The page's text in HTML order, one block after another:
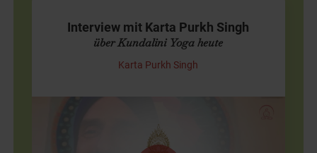
Interview mit Karta Purkh Singh
über Kundalini Yoga heute
Karta Purkh Singh